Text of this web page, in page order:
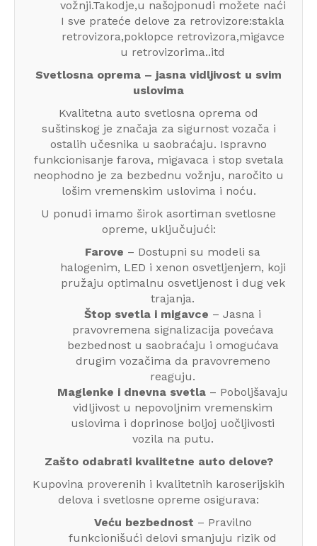
vožnji.Takodje,u našojponudi možete naći
I sve prateće delove za retrovizore:stakla
retrovizora,poklopce retrovizora,migavce
u retrovizorima..itd
Svetlosna oprema – jasna vidljivost u svim
uslovima
Kvalitetna auto svetlosna oprema od
suštinskog je značaja za sigurnost vozača i
ostalih učesnika u saobraćaju. Ispravno
funkcionisanje farova, migavaca i stop svetala
neophodno je za bezbednu vožnju, naročito u
lošim vremenskim uslovima i noću.
U ponudi imamo širok asortiman svetlosne
opreme, uključujući:
Farove – Dostupni su modeli sa
halogenim, LED i xenon osvetljenjem, koji
pružaju optimalnu osvetljenost i dug vek
trajanja.
Štop svetla i migavce – Jasna i
pravovremena signalizacija povećava
bezbednost u saobraćaju i omogućava
drugim vozačima da pravovremeno
reaguju.
Maglenke i dnevna svetla – Poboljšavaju
vidljivost u nepovoljnim vremenskim
uslovima i doprinose boljoj uočljivosti
vozila na putu.
Zašto odabrati kvalitetne auto delove?
Kupovina proverenih i kvalitetnih karoserijskih
delova i svetlosne opreme osigurava:
Veću bezbednost – Pravilno
funkcionišući delovi smanjuju rizik od